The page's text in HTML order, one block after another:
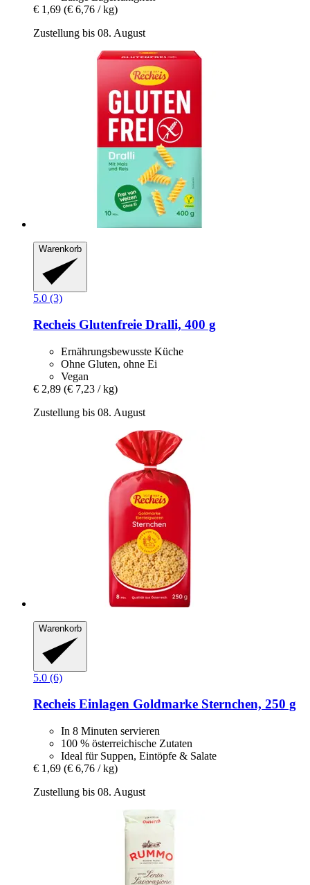
€ 1,69 (€ 6,76 / kg)
Zustellung bis 08. August
Warenkorb
5.0 (3)
Recheis Glutenfreie Dralli, 400 g
Ernährungsbewusste Küche
Ohne Gluten, ohne Ei
Vegan
€ 2,89 (€ 7,23 / kg)
Zustellung bis 08. August
Warenkorb
5.0 (6)
Recheis Einlagen Goldmarke Sternchen, 250 g
In 8 Minuten servieren
100 % österreichische Zutaten
Ideal für Suppen, Eintöpfe & Salate
€ 1,69 (€ 6,76 / kg)
Zustellung bis 08. August